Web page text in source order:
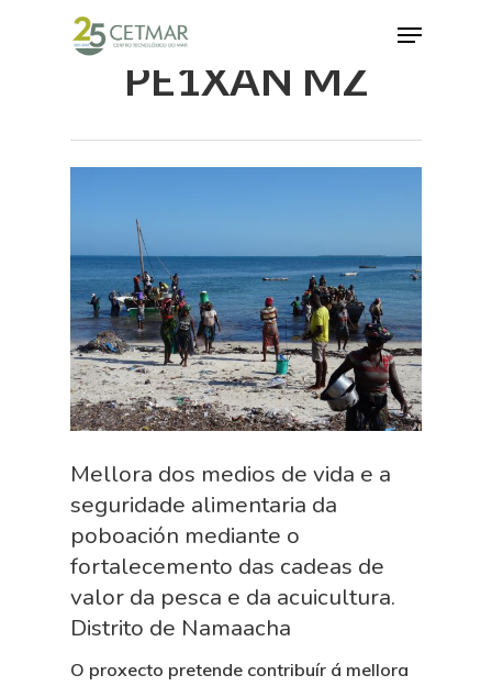
Hit enter to search or ESC to close
PE1XAN MZ
Mellora dos medios de vida e a
seguridade alimentaria da
poboación mediante o
fortalecemento das cadeas de
valor da pesca e da acuicultura.
Distrito de Namaacha
O proxecto pretende contribuír á mellora